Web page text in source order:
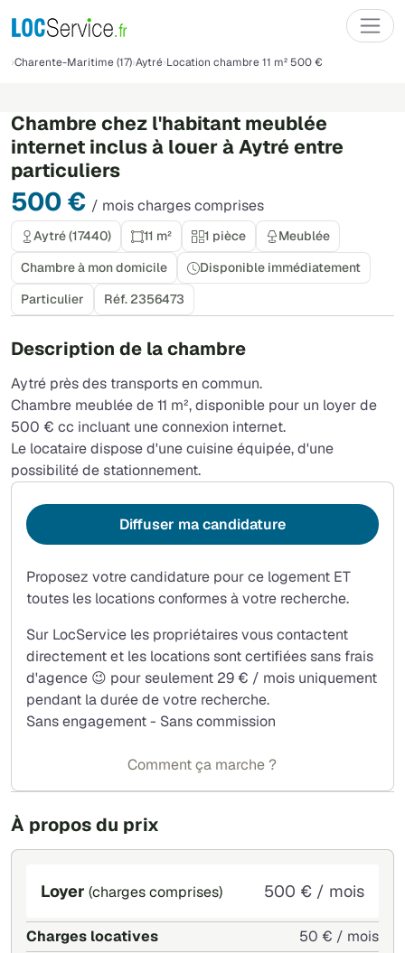
Charente-Maritime (17) Aytré Location chambre 11 m² 500 €
Chambre chez l'habitant meublée
internet inclus à louer à Aytré entre
particuliers
500 € / mois charges comprises
Aytré (17440) 11 m² 1 pièce
Meublée
Chambre à mon domicile
Disponible immédiatement
Particulier
Réf. 2356473
Description de la chambre
Aytré près des transports en commun.
Chambre meublée de 11 m², disponible pour un loyer de
500 € cc incluant une connexion internet.
Le locataire dispose d'une cuisine équipée, d'une
possibilité de stationnement.
À propos du prix
Loyer (charges comprises) 500 € / mois
Charges locatives
50 € / mois
Proposez votre candidature pour ce logement ET
toutes les locations conformes à votre recherche.
Sur LocService les propriétaires vous contactent
directement et les locations sont certifiées sans frais
d'agence 😉 pour seulement 29 € / mois uniquement
pendant la durée de votre recherche.
Sans engagement - Sans commission
Diffuser ma candidature
Comment ça marche ?